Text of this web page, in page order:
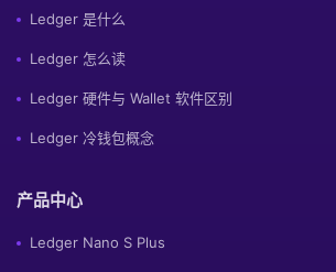
Ledger 是什么
Ledger 怎么读
Ledger 硬件与 Wallet 软件区别
Ledger 冷钱包概念
产品中心
Ledger Nano S Plus